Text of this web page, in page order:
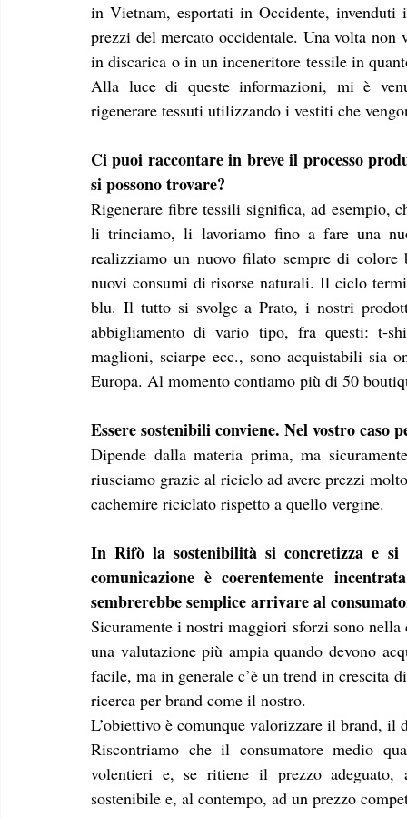
in Vietnam, esportati in Occidente,
prezzi del mercato occidentale. Una volta
in discarica o in un inceneritore tessile in
Alla luce di queste informazioni, mi è
rigenerare tessuti utilizzando i vestiti che
Ci puoi raccontare in breve il processo
si possono trovare?
Rigenerare fibre tessili significa, ad esempio,
li trinciamo, li lavoriamo fino a fare una
realizziamo un nuovo filato sempre di
nuovi consumi di risorse naturali. Il ciclo
blu. Il tutto si svolge a Prato, i nostri
abbigliamento di vario tipo, fra questi: t-
maglioni, sciarpe ecc., sono acquistabili sia
Europa. Al momento contiamo più di 50
Essere sostenibili conviene. Nel vostro caso
Dipende dalla materia prima, ma
riusciamo grazie al riciclo ad avere prezzi
cachemire riciclato rispetto a quello vergine.
In Rifò la sostenibilità si concretizza e si
comunicazione è coerentemente
sembrerebbe semplice arrivare al
Sicuramente i nostri maggiori sforzi sono
una valutazione più ampia quando devono
facile, ma in generale c’è un trend in crescita
ricerca per brand come il nostro.
L’obiettivo è comunque valorizzare il brand,
Riscontriamo che il consumatore medio
volentieri e, se ritiene il prezzo adeguato,
sostenibile e, al contempo, ad un prezzo